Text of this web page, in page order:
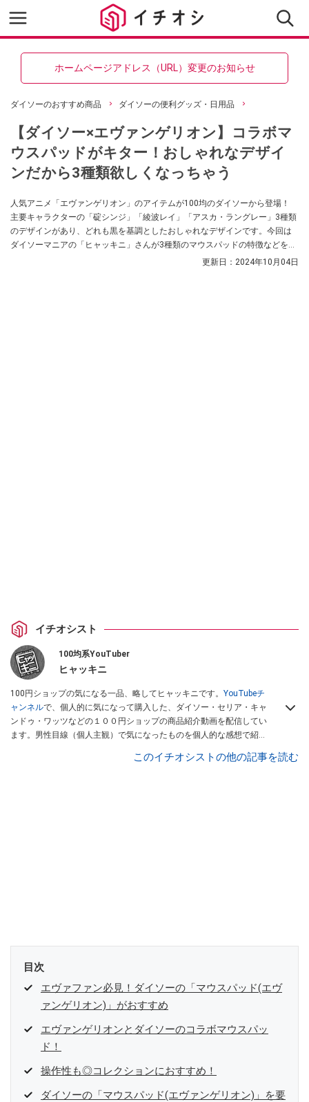
ホームページアドレス（URL）変更のお知らせ
ダイソーのおすすめ商品 ダイソーの便利グッズ・日用品
【ダイソー×エヴァンゲリオン】コラボマ
ウスパッドがキター！おしゃれなデザイ
ンだから3種類欲しくなっちゃう
人気アニメ「エヴァンゲリオン」のアイテムが100均のダイソーから登場！
主要キャラクターの「碇シンジ」「綾波レイ」「アスカ・ラングレー」3種類
のデザインがあり、どれも黒を基調としたおしゃれなデザインです。今回は
ダイソーマニアの「ヒャッキニ」さんが3種類のマウスパッドの特徴などを紹
介してくれました。エヴァファンは必見のアイテムですので、ぜひ参考にし
更新日： 2024年10月04日
イチオシスト
100均系YouTuber
ヒャッキニ
100円ショップの気になる一品、略してヒャッキニです。 YouTubeチ
ャンネルで、個人的に気になって購入した、ダイソー・セリア・キャ
ンドゥ・ワッツなどの１００円ショップの商品紹介動画を配信してい
ます。男性目線（個人主観）で気になったものを個人的な感想で紹介
このイチオシストの他の記事を読む
目次
エヴァファン必見！ダイソーの「マウスパッド(エヴ
ァンゲリオン)」がおすすめ
エヴァンゲリオンとダイソーのコラボマウスパッ
ド！
操作性も◎コレクションにおすすめ！
ダイソーの「マウスパッド(エヴァンゲリオン)」を要